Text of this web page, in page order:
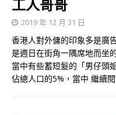
工人哥哥
2019 年 12 月 31 日
香港人對外傭的印象多是廣
是週日在街角一隅席地而坐
當中有些蓄短髮的「男仔頭
佔總人口的5%，當中 繼續